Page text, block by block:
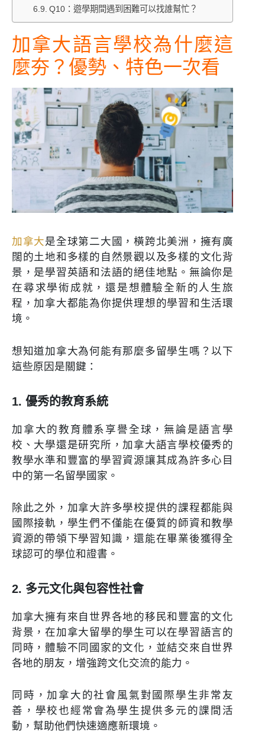
Q10：遊學期間遇到困難可以找誰幫忙？
加拿大語言學校為什麼這
麼夯？優勢、特色一次看
加拿大是全球第二大國，橫跨北美洲，擁有廣
闊的土地和多樣的自然景觀以及多樣的文化背
景，是學習英語和法語的絕佳地點。無論你是
在尋求學術成就，還是想體驗全新的人生旅
程，加拿大都能為你提供理想的學習和生活環
境。
想知道加拿大為何能有那麼多留學生嗎？以下
這些原因是關鍵：
1. 優秀的教育系統
加拿大的教育體系享譽全球，無論是語言學
校、大學還是研究所，加拿大語言學校優秀的
教學水準和豐富的學習資源讓其成為許多心目
中的第一名留學國家。
除此之外，加拿大許多學校提供的課程都能與
國際接軌，學生們不僅能在優質的師資和教學
資源的帶領下學習知識，還能在畢業後獲得全
球認可的學位和證書。
2. 多元文化與包容性社會
加拿大擁有來自世界各地的移民和豐富的文化
背景，在加拿大留學的學生可以在學習語言的
同時，體驗不同國家的文化，並結交來自世界
各地的朋友，增強跨文化交流的能力。
同時，加拿大的社會風氣對國際學生非常友
善，學校也經常會為學生提供多元的課間活
動，幫助他們快速適應新環境。